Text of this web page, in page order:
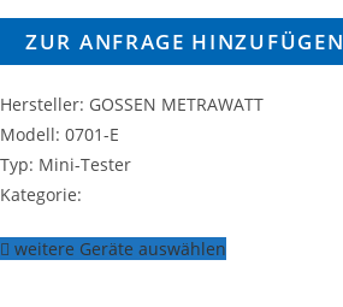
ZUR ANFRAGE HINZUFÜGEN
Hersteller: GOSSEN METRAWATT
Modell: 0701-E
Typ: Mini-Tester
Kategorie:
weitere Geräte auswählen